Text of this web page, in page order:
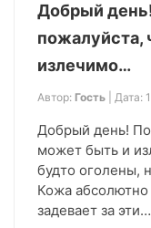
Добрый
пожалуйста,
излечимо…
Автор: Гость | Дата:
Добрый день!
может быть и
будто оголены,
Кожа
задевает за эти…